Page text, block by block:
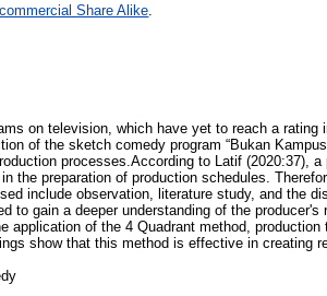
Share Alike
on television, which have yet to reach a
of the sketch comedy program “Bukan
processes.According to Latif (2020:37),
the preparation of production schedules.
include observation, literature study, and the
to gain a deeper understanding of the
application of the 4 Quadrant method,
show that this method is effective in creating